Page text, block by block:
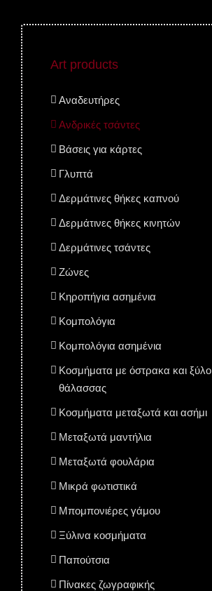
Art products
Αναδευτήρες
Ανδρικές τσάντες
Βάσεις για κάρτες
Γλυπτά
Δερμάτινες θήκες καπνού
Δερμάτινες θήκες κινητών
Δερμάτινες τσάντες
Ζώνες
Κηροπήγια ασημένια
Κομπολόγια
Κομπολόγια ασημένια
Κοσμήματα με όστρακα και ξύλο
θάλασσας
Κοσμήματα μεταξωτά και ασήμι
Μεταξωτά μαντήλια
Μεταξωτά φουλάρια
Μικρά φωτιστικά
Μπομπονιέρες γάμου
Ξύλινα κοσμήματα
Παπούτσια
Πίνακες ζωγραφικής